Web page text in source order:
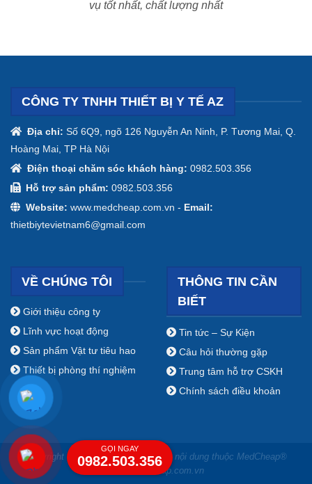
vụ tốt nhất, chất lượng nhất
CÔNG TY TNHH THIẾT BỊ Y TẾ AZ
Địa chỉ: Số 6Q9, ngõ 126 Nguyễn An Ninh, P. Tương Mai, Q.
Hoàng Mai, TP Hà Nội
Điện thoại chăm sóc khách hàng: 0982.503.356
Hỗ trợ sản phẩm: 0982.503.356
Website: www.medcheap.com.vn - Email:
thietbiytevietnam6@gmail.com
VỀ CHÚNG TÔI
Giới thiệu công ty
Lĩnh vực hoạt động
Sản phẩm Vật tư tiêu hao
Thiết bị phòng thí nghiệm
THÔNG TIN CẦN
BIẾT
Tin tức – Sự Kiện
Câu hỏi thường gặp
Trung tâm hỗ trợ CSKH
Chính sách điều khoản
Copyright ⓒ 2009 - 2019 Bản quyền nội dung thuộc MedCheap®
www.medcheap.com.vn
GỌI NGAY
0982.503.356